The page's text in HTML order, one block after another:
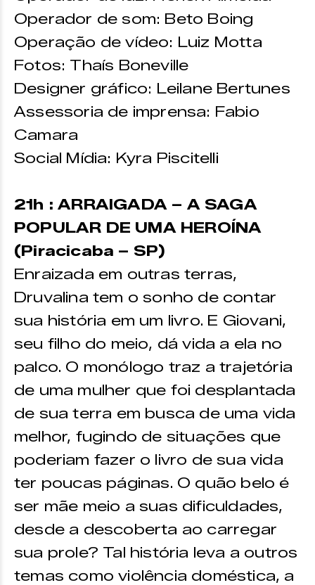
Operador de som: Beto Boing
Operação de vídeo: Luiz Motta
Fotos: Thaís Boneville
Designer gráfico: Leilane Bertunes
Assessoria de imprensa: Fabio
Camara
Social Mídia: Kyra Piscitelli
21h : ARRAIGADA – A SAGA
POPULAR DE UMA HEROÍNA
(Piracicaba – SP)
Enraizada em outras terras,
Druvalina tem o sonho de contar
sua história em um livro. E Giovani,
seu filho do meio, dá vida a ela no
palco. O monólogo traz a trajetória
de uma mulher que foi desplantada
de sua terra em busca de uma vida
melhor, fugindo de situações que
poderiam fazer o livro de sua vida
ter poucas páginas. O quão belo é
ser mãe meio a suas dificuldades,
desde a descoberta ao carregar
sua prole? Tal história leva a outros
temas como violência doméstica, a